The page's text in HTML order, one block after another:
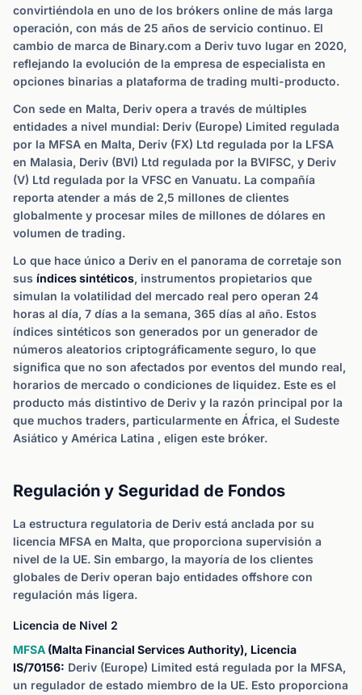
convirtiéndola en uno de los brókers online de más larga
operación, con más de 25 años de servicio continuo. El
cambio de marca de Binary.com a Deriv tuvo lugar en 2020,
reflejando la evolución de la empresa de especialista en
opciones binarias a plataforma de trading multi-producto.
Con sede en Malta, Deriv opera a través de múltiples
entidades a nivel mundial: Deriv (Europe) Limited regulada
por la MFSA en Malta, Deriv (FX) Ltd regulada por la LFSA
en Malasia, Deriv (BVI) Ltd regulada por la BVIFSC, y Deriv
(V) Ltd regulada por la VFSC en Vanuatu. La compañía
reporta atender a más de 2,5 millones de clientes
globalmente y procesar miles de millones de dólares en
volumen de trading.
Lo que hace único a Deriv en el panorama de corretaje son
sus índices sintéticos, instrumentos propietarios que
simulan la volatilidad del mercado real pero operan 24
horas al día, 7 días a la semana, 365 días al año. Estos
índices sintéticos son generados por un generador de
números aleatorios criptográficamente seguro, lo que
significa que no son afectados por eventos del mundo real,
horarios de mercado o condiciones de liquidez. Este es el
producto más distintivo de Deriv y la razón principal por la
que muchos traders, particularmente en África, el Sudeste
Asiático y América Latina , eligen este bróker.
Regulación y Seguridad de Fondos
La estructura regulatoria de Deriv está anclada por su
licencia MFSA en Malta, que proporciona supervisión a
nivel de la UE. Sin embargo, la mayoría de los clientes
globales de Deriv operan bajo entidades offshore con
regulación más ligera.
Licencia de Nivel 2
MFSA (Malta Financial Services Authority), Licencia
IS/70156: Deriv (Europe) Limited está regulada por la MFSA,
un regulador de estado miembro de la UE. Esto proporciona